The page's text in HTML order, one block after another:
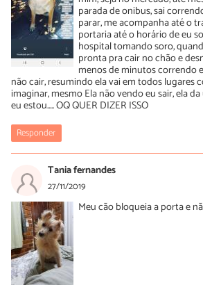
parada de onibus, sai
parar, me acompanha até o
portaria até o horário de eu
hospital tomando soro,
pronta pra cair no chão e
menos de minutos correndo
não cair, resumindo ela vai em todos lugares
imaginar, mesmo Ela não vendo eu sair, ela
eu estou..... OQ QUER DIZER ISSO
Responder
Tania fernandes
27/11/2019
Meu cão bloqueia a porta e